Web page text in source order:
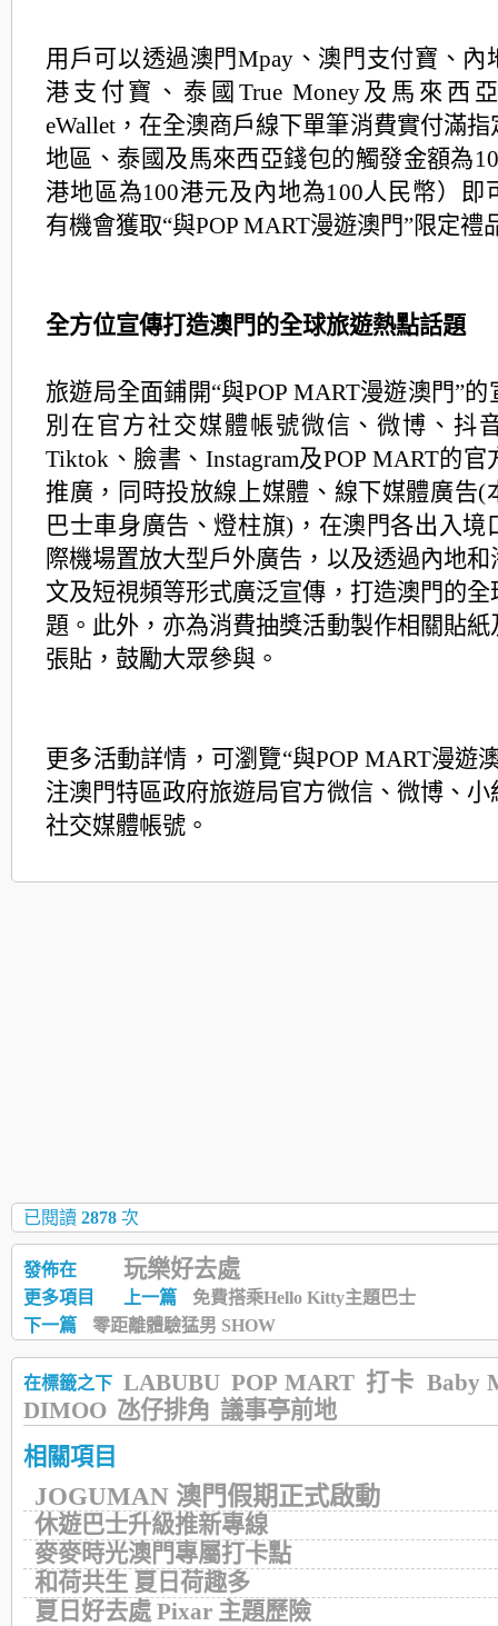
用戶可以透過澳門Mpay、澳門支付寶、內
港支付寶、泰國True Money及馬來西亞
eWallet，在全澳商戶線下單筆消費實付滿
地區、泰國及馬來西亞錢包的觸發金額為
港地區為100港元及內地為100人民幣）即
有機會獲取“與POP MART漫遊澳門”限定禮
全方位宣傳打造澳門的全球旅遊熱點話題
旅遊局全面鋪開“與POP MART漫遊澳門”
別在官方社交媒體帳號微信、微博、抖
Tiktok、臉書、Instagram及POP MART的
推廣，同時投放線上媒體、線下媒體廣告(
巴士車身廣告、燈柱旗)，在澳門各出入境
際機場置放大型戶外廣告，以及透過內地
文及短視頻等形式廣泛宣傳，打造澳門的全
題。此外，亦為消費抽獎活動製作相關貼紙
張貼，鼓勵大眾參與。
更多活動詳情，可瀏覽“與POP MART漫遊
注澳門特區政府旅遊局官方微信、微博、小
社交媒體帳號。
已閱讀 2878 次
發佈在 玩樂好去處
更多項目 上一篇
免費搭乘Hello Kitty主題巴士
下一篇
零距離體驗猛男 SHOW
在標籤之下 LABUBU POP MART 打卡 Baby
DIMOO 氹仔排角 議事亭前地
相關項目
JOGUMAN 澳門假期正式啟動
休遊巴士升級推新專線
麥麥時光澳門專屬打卡點
和荷共生 夏日荷趣多
夏日好去處 Pixar 主題歷險